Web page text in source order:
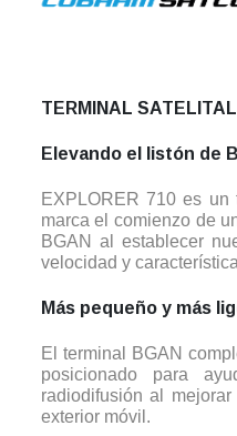
TERMINAL
Elevando el listón de
EXPLORER 710 es un
marca el comienzo de
BGAN al establecer
velocidad y
Más pequeño y más
El terminal BGAN
posicionado para
radiodifusión al
exterior móvil.